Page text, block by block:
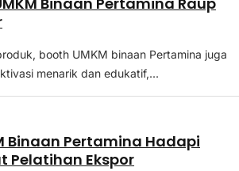
booth UMKM binaan Pertamina juga
menarik dan edukatif,...
Binaan Pertamina Hadapi
Pelatihan Ekspor